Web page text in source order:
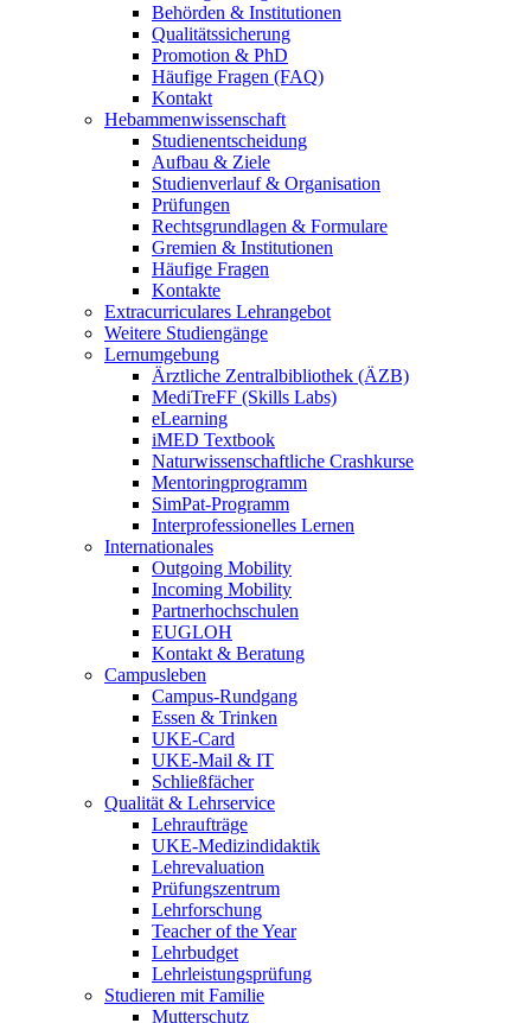
Behörden & Institutionen
Qualitätssicherung
Promotion & PhD
Häufige Fragen (FAQ)
Kontakt
Hebammenwissenschaft
Studienentscheidung
Aufbau & Ziele
Studienverlauf & Organisation
Prüfungen
Rechtsgrundlagen & Formulare
Gremien & Institutionen
Häufige Fragen
Kontakte
Extracurriculares Lehrangebot
Weitere Studiengänge
Lernumgebung
Ärztliche Zentralbibliothek (ÄZB)
MediTreFF (Skills Labs)
eLearning
iMED Textbook
Naturwissenschaftliche Crashkurse
Mentoringprogramm
SimPat-Programm
Interprofessionelles Lernen
Internationales
Outgoing Mobility
Incoming Mobility
Partnerhochschulen
EUGLOH
Kontakt & Beratung
Campusleben
Campus-Rundgang
Essen & Trinken
UKE-Card
UKE-Mail & IT
Schließfächer
Qualität & Lehrservice
Lehraufträge
UKE-Medizindidaktik
Lehrevaluation
Prüfungszentrum
Lehrforschung
Teacher of the Year
Lehrbudget
Lehrleistungsprüfung
Studieren mit Familie
Mutterschutz